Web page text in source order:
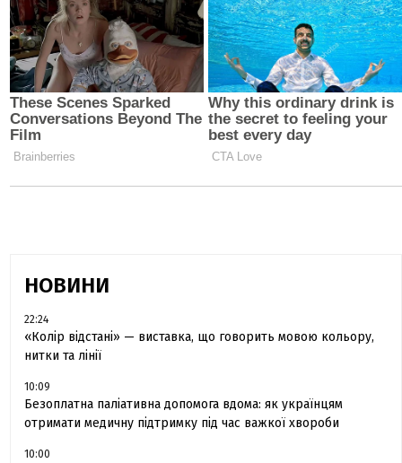
НОВИНИ
22:24
«Колір відстані» — виставка, що говорить мовою кольору,
нитки та лінії
10:09
Безоплатна паліативна допомога вдома: як українцям
отримати медичну підтримку під час важкої хвороби
10:00